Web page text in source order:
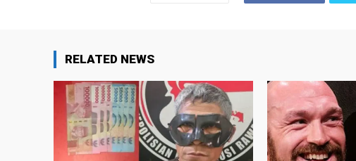
RELATED NEWS